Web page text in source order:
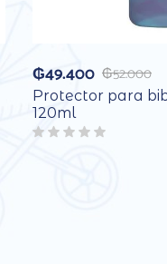
₲52.000
₲49.400
Protector para
120ml